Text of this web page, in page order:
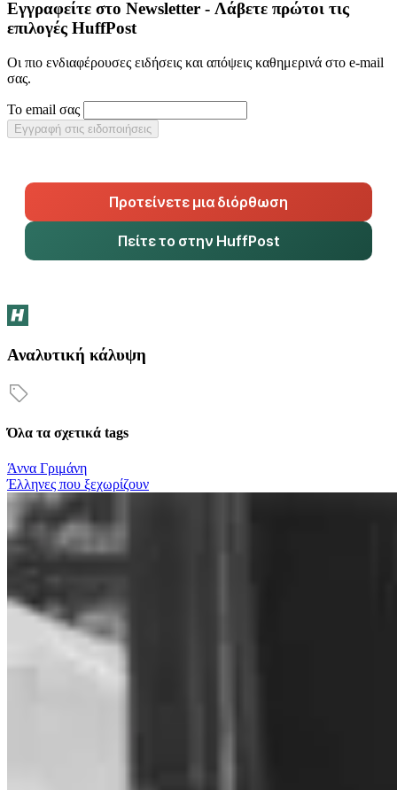
Εγγραφείτε στο Newsletter - Λάβετε πρώτοι τις
επιλογές HuffPost
Οι πιο ενδιαφέρουσες ειδήσεις και απόψεις καθημερινά στο e-mail
σας.
Το email σας
Εγγραφή στις ειδοποιήσεις
Προτείνετε μια διόρθωση
Πείτε το στην HuffPost
Αναλυτική κάλυψη
Όλα τα σχετικά tags
Άννα Γριμάνη
Έλληνες που ξεχωρίζουν